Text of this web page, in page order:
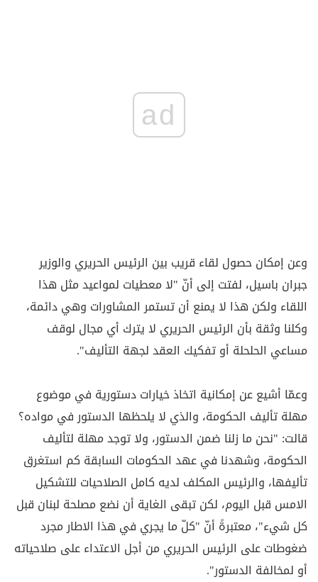
ad
وعن إمكان حصول لقاء قريب بين الرئيس الحريري والوزير
جبران باسيل، لفتت إلى أنّ "لا معطيات لمواعيد مثل هذا
اللقاء ولكن هذا لا يمنع أن تستمر المشاورات وهي دائمة،
وكلنا وثقة بأن الرئيس الحريري لا يترك أي مجال لوقف
مساعي الحلحلة أو تفكيك العقد لجهة التأليف".
وعمّا أشيع عن إمكانية اتخاذ خيارات دستورية في موضوع
مهلة تأليف الحكومة، والذي لا يلحظها الدستور في مواده؟
قالت: "نحن ما زلنا ضمن الدستور، ولا توجد مهلة لتأليف
الحكومة، وشهدنا في عهد الحكومات السابقة كم استغرق
تأليفها، والرئيس المكلف لديه كامل الصلاحيات للتشكيل
الامس قبل اليوم، لكن تبقى الغاية أن نضع مصلحة لبنان قبل
كل شيء"، معتبرةً أنّ "كلّ ما يجري في هذا الاطار مجرد
ضغوطات على الرئيس الحريري من أجل الاعتداء على صلاحياته
أو لمخالفة الدستور".